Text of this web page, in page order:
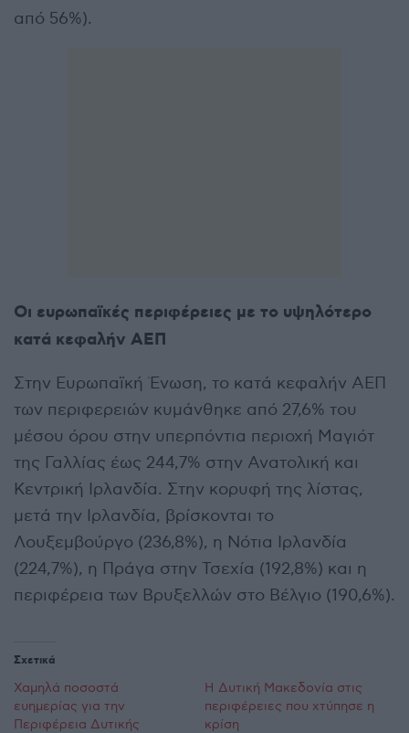
από 56%).
Οι ευρωπαϊκές περιφέρειες με το υψηλότερο
κατά κεφαλήν ΑΕΠ
Στην Ευρωπαϊκή Ένωση, το κατά κεφαλήν ΑΕΠ
των περιφερειών κυμάνθηκε από 27,6% του
μέσου όρου στην υπερπόντια περιοχή Μαγιότ
της Γαλλίας έως 244,7% στην Ανατολική και
Κεντρική Ιρλανδία. Στην κορυφή της λίστας,
μετά την Ιρλανδία, βρίσκονται το
Λουξεμβούργο (236,8%), η Νότια Ιρλανδία
(224,7%), η Πράγα στην Τσεχία (192,8%) και η
περιφέρεια των Βρυξελλών στο Βέλγιο (190,6%).
Σχετικά
Χαμηλά ποσοστά
ευημερίας για την
Περιφέρεια Δυτικής
Η Δυτική Μακεδονία στις
περιφέρειες που χτύπησε η
κρίση